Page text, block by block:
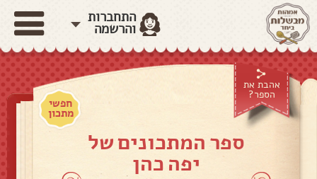
התחברות
והרשמה
אהבת את
הספר?
חפשי
מתכון
ספר המתכונים של
יפה כהן